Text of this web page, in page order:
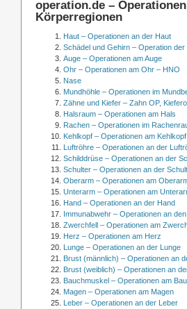
operation.de –
Körperregionen
Haut – Operationen an der Haut
Schädel und Gehirn – Operation
Auge – Operationen am Auge
Ohr – Operationen am Ohr – HNO
Nase
Mundhöhle – Operationen im
Zähne und Kiefer – Zahn OP,
Halsraum – Operationen am Hals
Rachen – Operationen im
Kehlkopf – Operationen am Kehlkopf
Luftröhre – Operationen an der
Schilddrüse – Operationen an der
Schulter – Operationen an der
Oberarm – Operationen am
Unterarm – Operationen am
Hand – Operationen an der Hand
Immunabwehr – Operationen an
Zwerchfell – Operationen am
Herz – Operationen am Herz
Lunge – Operationen an der Lunge
Brust (männlich) – Operationen an
Brust (weiblich) – Operationen an
Bauchmuskel – Operationen am
Magen – Operationen am Magen
Leber – Operationen an der Leber